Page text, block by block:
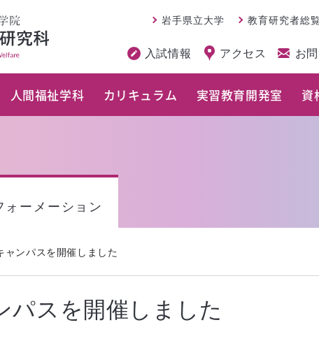
岩手県立大学 教育研究者総
入試情報 アクセス お
人間福祉学科 カリキュラム 実習教育開発室 資
ォーメーション
ャンパスを開催しました
パスを開催しました